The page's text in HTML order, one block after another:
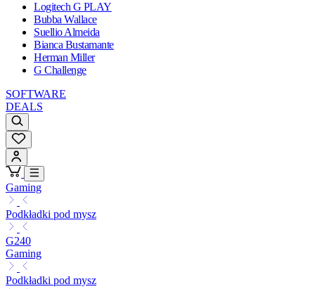
Logitech G PLAY
Bubba Wallace
Suellio Almeida
Bianca Bustamante
Herman Miller
G Challenge
SOFTWARE
DEALS
Gaming
Podkładki pod mysz
G240
Gaming
Podkładki pod mysz